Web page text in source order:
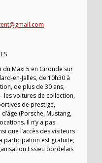
du Maxi 5 en Gironde sur
en-Jalles, de 10h30 à
de plus de 30 ans,
les voitures de collection,
de prestige,
(Porsche, Mustang,
Il n’y a pas
que l’accès des visiteurs
participation est gratuite,
Essieu bordelais